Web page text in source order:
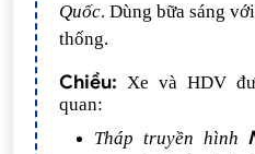
Quốc. Dùng bữa sáng
thống.
Chiều: Xe và HDV
quan:
Tháp truyền hình